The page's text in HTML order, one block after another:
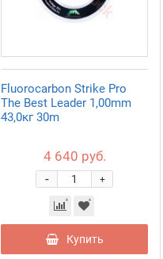
Fluorocarbon Strike Pro
The Best Leader 1,00mm
43,0кг 30m
4 640 руб.
+
-
Купить